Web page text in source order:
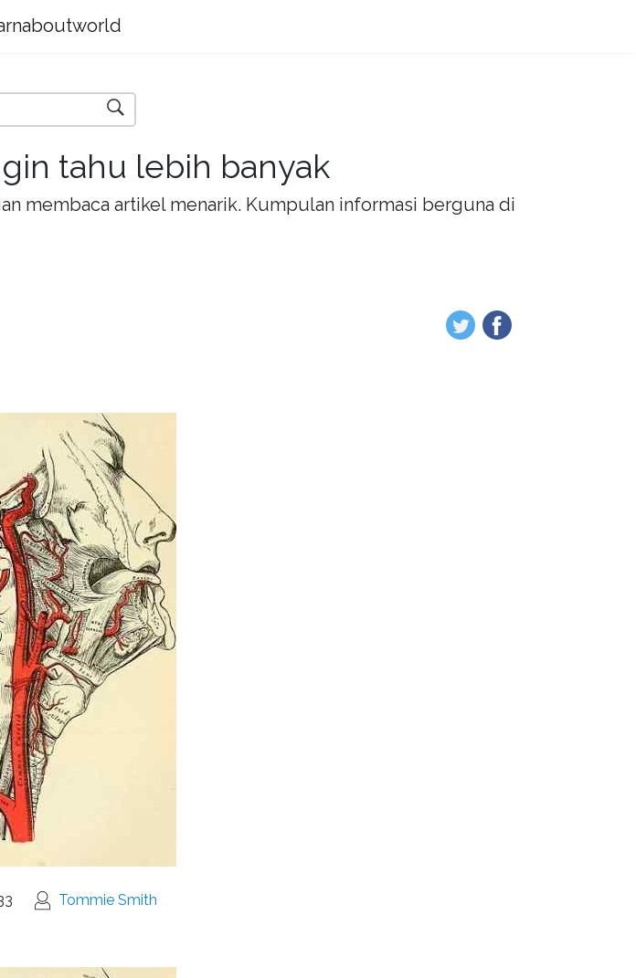
tahu lebih banyak
membaca artikel menarik. Kumpulan informasi berguna di
Tommie Smith